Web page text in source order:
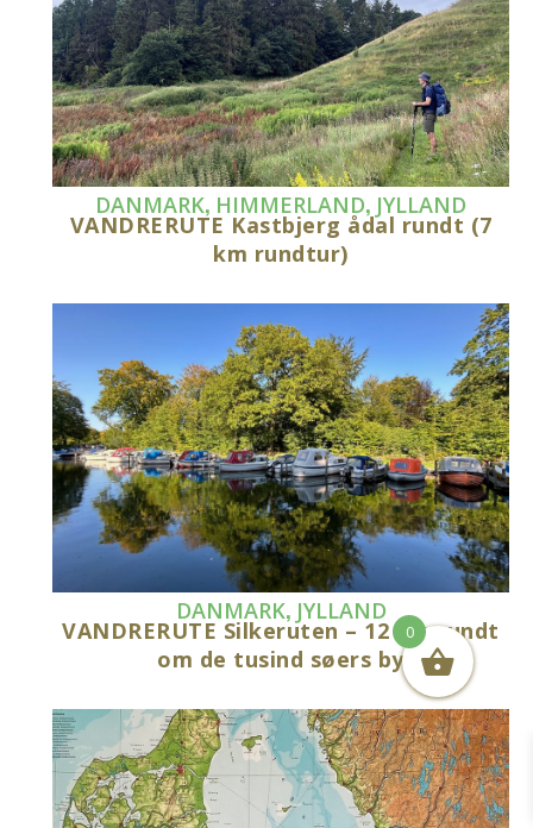
DANMARK, HIMMERLAND, JYLLAND
VANDRERUTE Kastbjerg ådal rundt (7
km rundtur)
DANMARK, JYLLAND
VANDRERUTE Silkeruten – 12 km rundt
om de tusind søers by
0